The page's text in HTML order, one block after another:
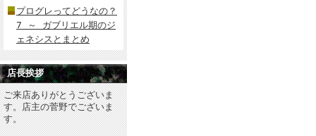
プログレってどうなの？
7 ～ ガブリエル期のジ
ェネシスとまとめ
店長挨拶
ご来店ありがとうございま
す。店主の菅野でございま
す。